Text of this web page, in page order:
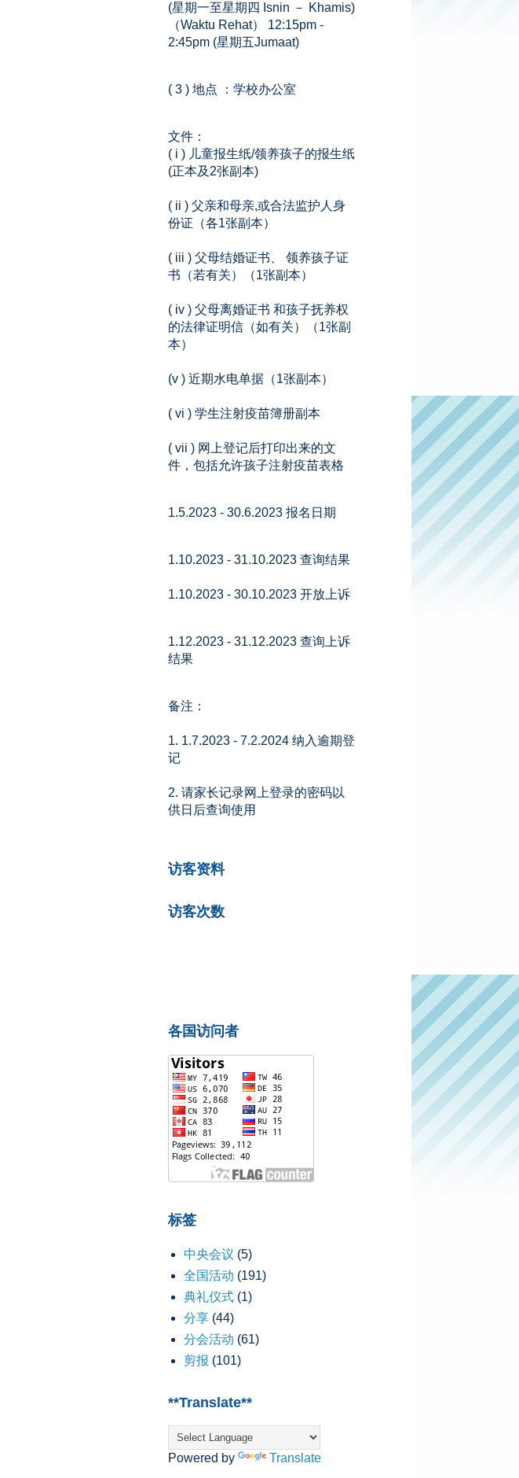
(星期一至星期四 Isnin － Khamis)
（Waktu Rehat） 12:15pm -
2:45pm (星期五Jumaat)
( 3 ) 地点 ：学校办公室
文件：
( i ) 儿童报生纸/领养孩子的报生纸
(正本及2张副本)
( ii ) 父亲和母亲,或合法监护人身
份证（各1张副本）
( iii ) 父母结婚证书、 领养孩子证
书（若有关）（1张副本）
( iv ) 父母离婚证书 和孩子抚养权
的法律证明信（如有关）（1张副
本）
(v ) 近期水电单据（1张副本）
( vi ) 学生注射疫苗簿册副本
( vii ) 网上登记后打印出来的文
件，包括允许孩子注射疫苗表格
1.5.2023 - 30.6.2023 报名日期
1.10.2023 - 31.10.2023 查询结果
1.10.2023 - 30.10.2023 开放上诉
1.12.2023 - 31.12.2023 查询上诉
结果
备注：
1. 1.7.2023 - 7.2.2024 纳入逾期登
记
2. 请家长记录网上登录的密码以
供日后查询使用
访客资料
访客次数
各国访问者
标签
中央会议 (5)
全国活动 (191)
典礼仪式 (1)
分享 (44)
分会活动 (61)
剪报 (101)
**Translate**
Powered by Translate